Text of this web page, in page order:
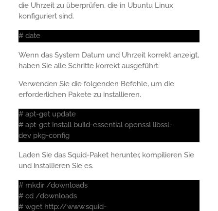
die Uhrzeit zu überprüfen, die in Ubuntu Linux
konfiguriert sind.
# date
Wenn das System Datum und Uhrzeit korrekt anzeigt,
haben Sie alle Schritte korrekt ausgeführt.
Verwenden Sie die folgenden Befehle, um die
erforderlichen Pakete zu installieren.
# apt-get update
# apt-get install build-essential openssl libssl-
dev pkg-config
Laden Sie das Squid-Paket herunter, kompilieren Sie
und installieren Sie es.
# mkdir /downloads
# cd /downloads
# wget http://www.squid-